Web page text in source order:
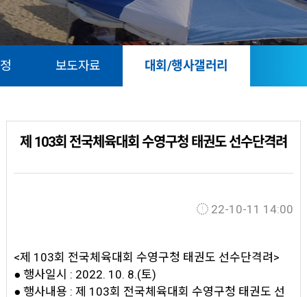
열기
보도자료 대회/행사갤러리
제 103회 전국체육대회 수영구청 태권도 선수단격려
22-10-11 14:00
<제 103회 전국체육대회 수영구청 태권도 선수단격려>
● 행사일시 : 2022. 10. 8.(토)
● 행사내용 : 제 103회 전국체육대회 수영구청 태권도 선